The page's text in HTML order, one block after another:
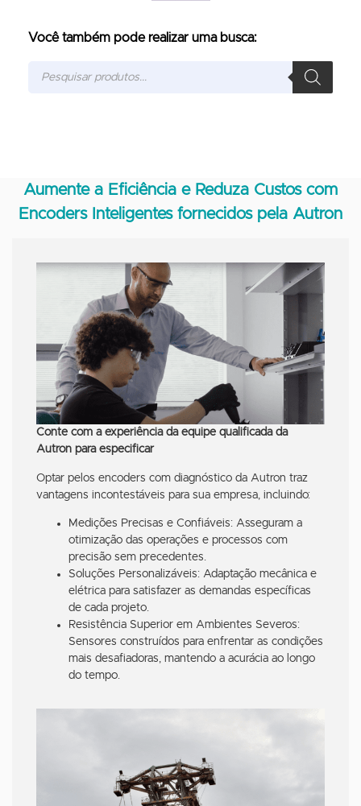
Você também pode realizar uma busca:
Aumente a Eficiência e Reduza Custos com
Encoders Inteligentes fornecidos pela Autron
Conte com a experiência da equipe qualificada da
Autron para especificar
Optar pelos encoders com diagnóstico da Autron traz
vantagens incontestáveis para sua empresa, incluindo:
Medições Precisas e Confiáveis: Asseguram a
otimização das operações e processos com
precisão sem precedentes.
Soluções Personalizáveis: Adaptação mecânica e
elétrica para satisfazer as demandas específicas
de cada projeto.
Resistência Superior em Ambientes Severos:
Sensores construídos para enfrentar as condições
mais desafiadoras, mantendo a acurácia ao longo
do tempo.